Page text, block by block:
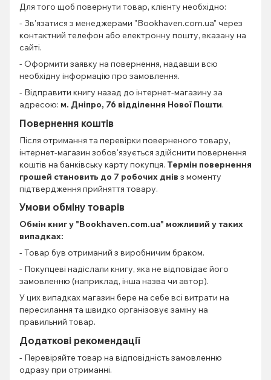
Для того щоб повернути товар, клієнту необхідно:
- Зв'язатися з менеджерами "Bookhaven.com.ua" через
контактний телефон або електронну пошту, вказану на
сайті.
- Оформити заявку на повернення, надавши всю
необхідну інформацію про замовлення.
- Відправити книгу назад до інтернет-магазину за
адресою: м. Дніпро, 76 відділення Нової Пошти.
Повернення коштів
Після отримання та перевірки поверненого товару,
інтернет-магазин зобов'язується здійснити повернення
коштів на банківську карту покупця. Термін повернення
грошей становить до 7 робочих днів з моменту
підтвердження прийняття товару.
Умови обміну товарів
Обмін книгу "Bookhaven.com.ua" можливий у таких
випадках:
- Товар був отриманий з виробничим браком.
- Покупцеві надіслали книгу, яка не відповідає його
замовленню (наприклад, інша назва чи автор).
У цих випадках магазин бере на себе всі витрати на
пересилання та швидко організовує заміну на
правильний товар.
Додаткові рекомендації
- Перевіряйте товар на відповідність замовленню
одразу при отриманні.